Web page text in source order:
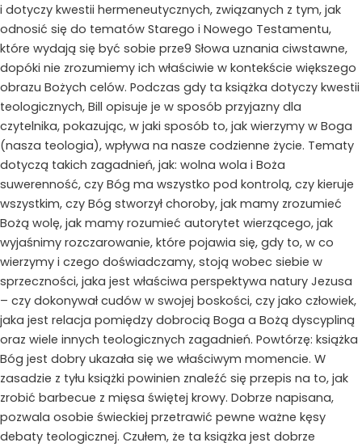
i dotyczy kwestii hermeneutycznych, związanych z tym, jak
odnosić się do tematów Starego i Nowego Testamentu,
które wydają się być sobie prze9 Słowa uznania ciwstawne,
dopóki nie zrozumiemy ich właściwie w kontekście większego
obrazu Bożych celów. Podczas gdy ta książka dotyczy kwestii
teologicznych, Bill opisuje je w sposób przyjazny dla
czytelnika, pokazując, w jaki sposób to, jak wierzymy w Boga
(nasza teologia), wpływa na nasze codzienne życie. Tematy
dotyczą takich zagadnień, jak: wolna wola i Boża
suwerenność, czy Bóg ma wszystko pod kontrolą, czy kieruje
wszystkim, czy Bóg stworzył choroby, jak mamy zrozumieć
Bożą wolę, jak mamy rozumieć autorytet wierzącego, jak
wyjaśnimy rozczarowanie, które pojawia się, gdy to, w co
wierzymy i czego doświadczamy, stoją wobec siebie w
sprzeczności, jaka jest właściwa perspektywa natury Jezusa
– czy dokonywał cudów w swojej boskości, czy jako człowiek,
jaka jest relacja pomiędzy dobrocią Boga a Bożą dyscypliną
oraz wiele innych teologicznych zagadnień. Powtórzę: książka
Bóg jest dobry ukazała się we właściwym momencie. W
zasadzie z tyłu książki powinien znaleźć się przepis na to, jak
zrobić barbecue z mięsa świętej krowy. Dobrze napisana,
pozwala osobie świeckiej przetrawić pewne ważne kęsy
debaty teologicznej. Czułem, że ta książka jest dobrze